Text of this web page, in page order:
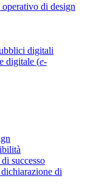
di design
digitali
digitale (e-
successo
di